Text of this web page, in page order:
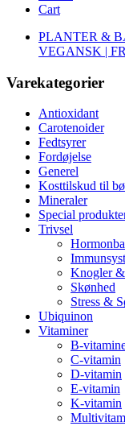
Cart
PLANTER &
VEGANSK |
Varekategorier
Antioxidant
Carotenoider
Fedtsyrer
Fordøjelse
Generel
Kosttilskud til
Mineraler
Special
Trivsel
Knogler
Skønhed
Stress &
Ubiquinon
Vitaminer
B-
C-vitamin
D-vitamin
E-vitamin
K-vitamin